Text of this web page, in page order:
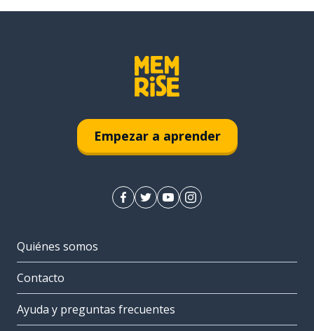
Empezar a aprender
Quiénes somos
Contacto
Ayuda y preguntas frecuentes